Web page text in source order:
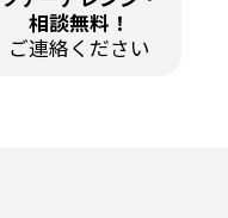
相談無料！
ご連絡ください